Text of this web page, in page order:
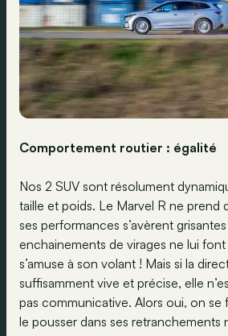
Comportement routier : égalité
Nos 2 SUV sont résolument
taille et poids. Le Marvel R ne prend
ses performances s’avèrent
enchainements de virages ne lui font
s’amuse à son volant ! Mais si la
suffisamment vive et précise, elle
pas communicative. Alors oui, on se
le pousser dans ses retranchements